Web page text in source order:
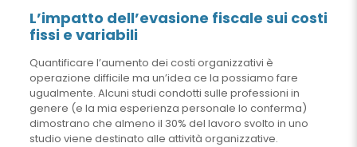
L’impatto dell’evasione fiscale sui costi
fissi e variabili
Quantificare l’aumento dei costi organizzativi è
operazione difficile ma un’idea ce la possiamo fare
ugualmente. Alcuni studi condotti sulle professioni in
genere (e la mia esperienza personale lo conferma)
dimostrano che almeno il 30% del lavoro svolto in uno
studio viene destinato alle attività organizzative.